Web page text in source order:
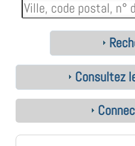
Consultez